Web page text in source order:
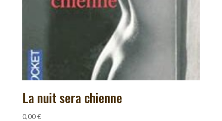
La nuit sera chienne
0,00€